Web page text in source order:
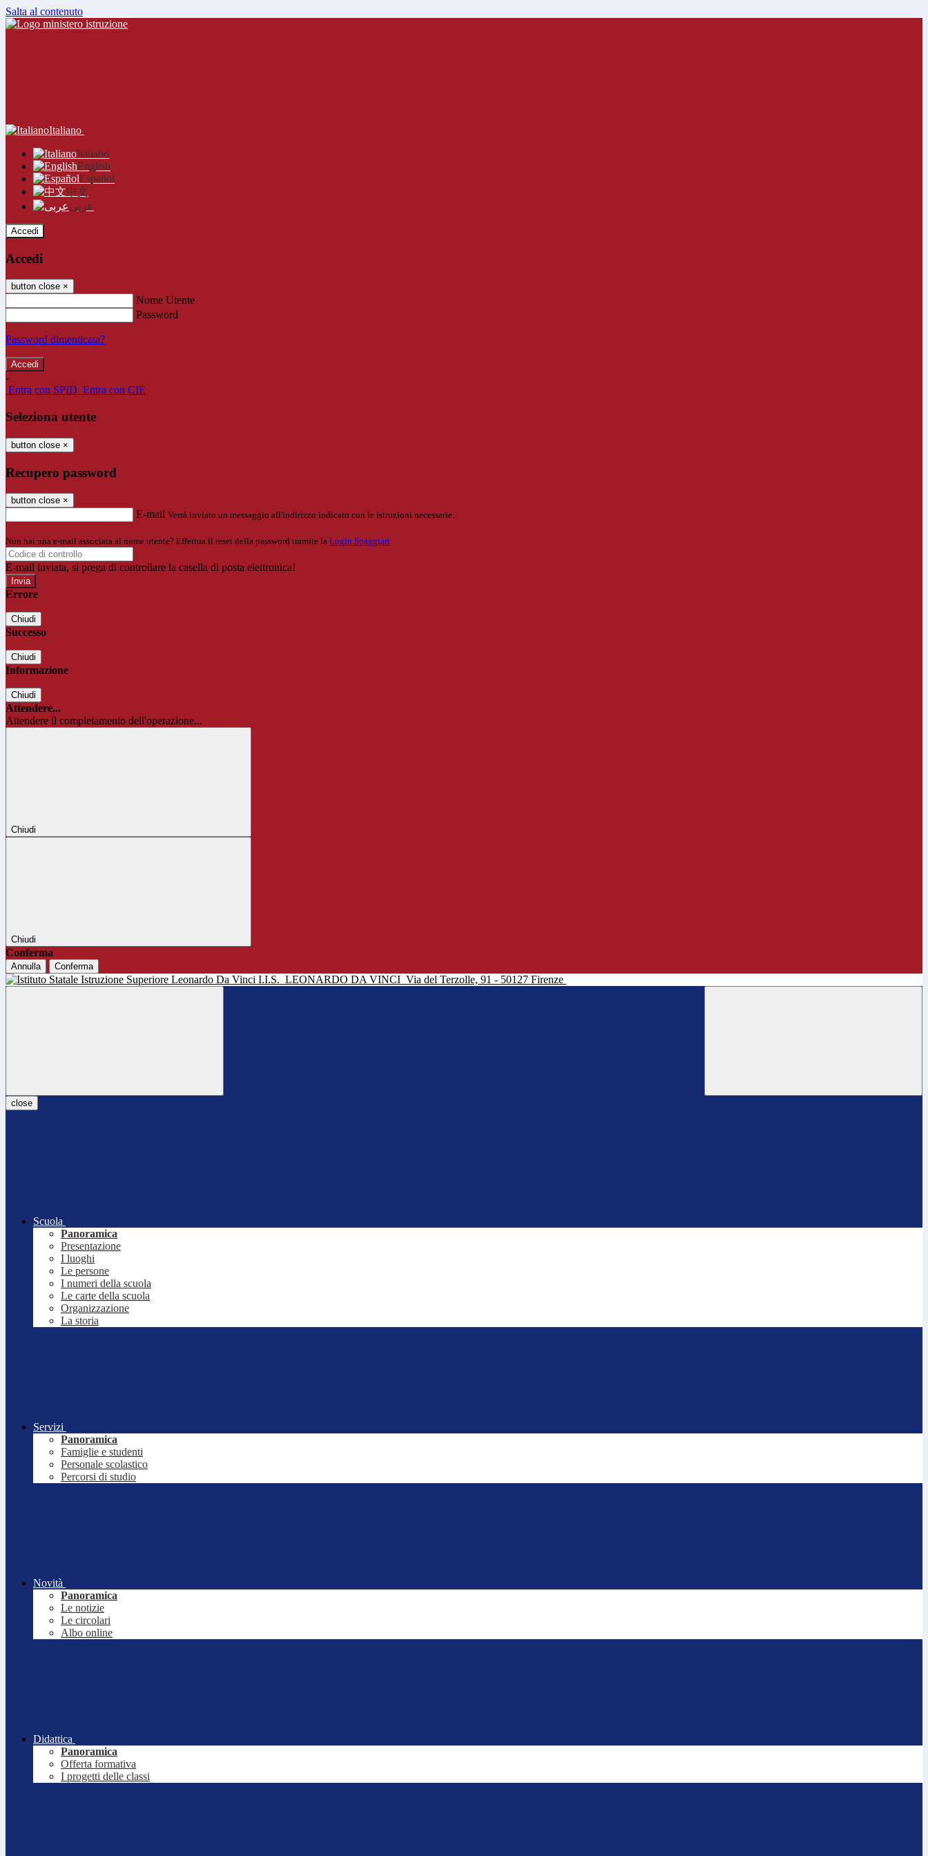
Salta al contenuto
Italiano
Italiano
English
Español
中文
عربى
Accedi
Accedi
button close ×
Nome Utente
Password
Password dimenticata?
-
Entra con SPID Entra con CIE
Seleziona utente
button close ×
Recupero password
button close ×
E-mail Verrà inviato un messaggio all'indirizzo indicato con le istruzioni necessarie.
Non hai una e-mail associata al nome utente? Effettua il reset della password tramite la Login Spaggiari
E-mail inviata, si prega di controllare la casella di posta elettronica!
Errore
Chiudi
Successo
Chiudi
Informazione
Chiudi
Attendere...
Attendere il completamento dell'operazione...
Chiudi
Chiudi
Conferma
Annulla Conferma
I.I.S. LEONARDO DA VINCI Via del Terzolle, 91 - 50127 Firenze
close
Scuola
Panoramica
Presentazione
I luoghi
Le persone
I numeri della scuola
Le carte della scuola
Organizzazione
La storia
Servizi
Panoramica
Famiglie e studenti
Personale scolastico
Percorsi di studio
Novità
Panoramica
Le notizie
Le circolari
Albo online
Didattica
Panoramica
Offerta formativa
I progetti delle classi